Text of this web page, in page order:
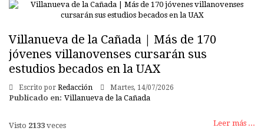
Villanueva de la Cañada | Más de 170
jóvenes villanovenses cursarán sus
estudios becados en la UAX
Escrito por Redacción Martes, 14/07/2026
Publicado en: Villanueva de la Cañada
Leer más ...
Visto 2133 veces